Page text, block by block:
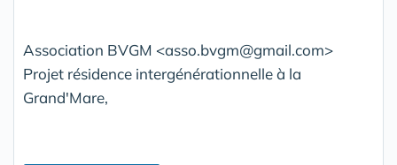
Association BVGM <asso.bvgm@gmail.com>
Projet résidence intergénérationnelle à la
Grand'Mare,